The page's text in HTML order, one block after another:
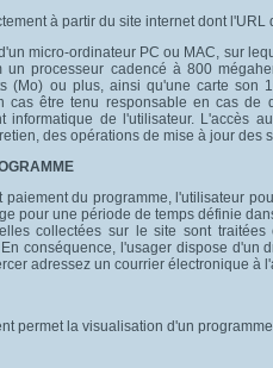
à partir du site internet dont
micro-ordinateur PC ou MAC, sur
un processeur cadencé à 800
(Mo) ou plus, ainsi qu'une carte
cas être tenu responsable en cas de
informatique de l'utilisateur. L'accès
des opérations de mise à jour
du programme, l'utilisateur
pour une période de temps définie
collectées sur le site sont
conséquence, l'usager dispose
adressez un courrier électronique à
permet la visualisation d'un